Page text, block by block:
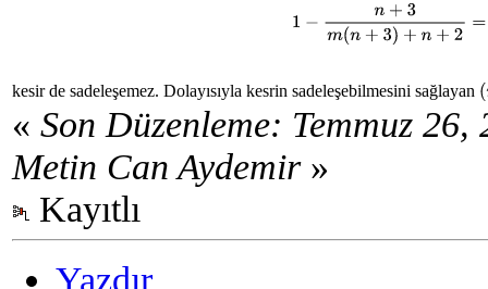
(n +3 )+
kesir de sadeleşemez. Dolayısıyla kesrin sadeleşebilmesini sağlayan (
« Son Düzenleme: Temmuz
Metin Can Aydemir»
Kayıtlı
Yazdır